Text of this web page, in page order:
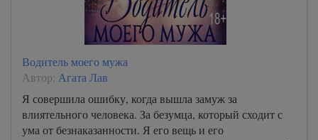
Водитель моего мужа
Автор: Агата Лав
Я совершила ошибку, когда вышла замуж за
влиятельного человека. За безумца, который сходит с
ума от безнаказанности. Я его вещь и его